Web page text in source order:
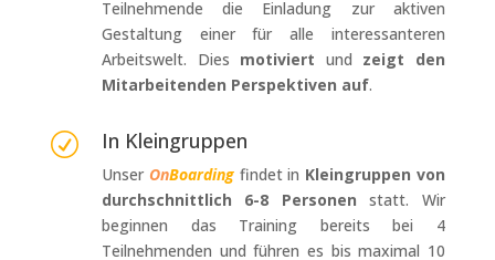
Teilnehmende die Einladung zur aktiven
Gestaltung einer für alle interessanteren
Arbeitswelt. Dies motiviert und zeigt den
Mitarbeitenden Perspektiven auf.
R In Kleingruppen
Unser OnBoardingfindet in Kleingruppen von
durchschnittlich 6-8 Personen statt. Wir
beginnen das Training bereits bei 4
Teilnehmenden und führen es bis maximal 10